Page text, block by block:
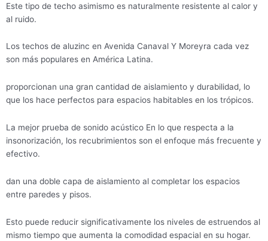
Este tipo de techo asimismo es naturalmente resistente al calor y
al ruido.
Los techos de aluzinc en Avenida Canaval Y Moreyra cada vez
son más populares en América Latina.
proporcionan una gran cantidad de aislamiento y durabilidad, lo
que los hace perfectos para espacios habitables en los trópicos.
La mejor prueba de sonido acústico En lo que respecta a la
insonorización, los recubrimientos son el enfoque más frecuente y
efectivo.
dan una doble capa de aislamiento al completar los espacios
entre paredes y pisos.
Esto puede reducir significativamente los niveles de estruendos al
mismo tiempo que aumenta la comodidad espacial en su hogar.